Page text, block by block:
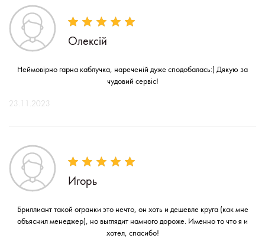
Олексій
Неймовірно гарна каблучка, нареченій дуже сподобалась:) Дякую за
чудовий сервіс!
23.11.2023
Игорь
Бриллиант такой огранки это нечто, он хоть и дешевле круга (как мне
объяснил менеджер), но выглядит намного дороже. Именно то что я и
хотел, спасибо!